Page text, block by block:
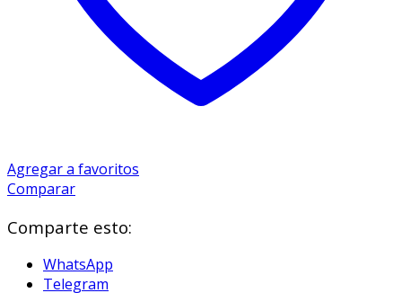
Agregar a favoritos
Comparar
Comparte esto:
WhatsApp
Telegram